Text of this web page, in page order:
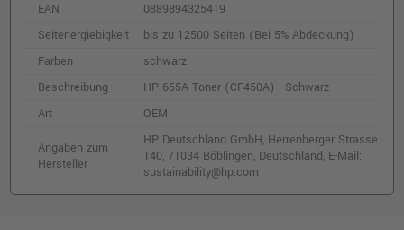
Kompatibler Toner ersetzt HP CF462X 656X
o. MwSt.309,24 €
368,00 €
HP 655A Toner (CF451A) · Cyan
o. MwSt.281,50 €
334,98 € shopping_cart
EAN
0889894325419
Seitenergiebigkeit
bis zu 12500 Seiten (Bei 5% Abdeckung)
Farben
schwarz
Beschreibung
HP 655A Toner (CF450A) · Schwarz
Art
OEM
Angaben zum
Hersteller
HP Deutschland GmbH, Herrenberger Strasse
140, 71034 Böblingen, Deutschland, E-Mail:
sustainability@hp.com